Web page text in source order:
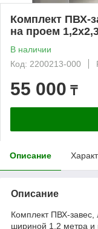
Комплект ПВХ-
на проем
В наличии
Код: 2200213-000
55 000 ₸
Описание
Описание
Комплект ПВХ-завес,
шириной 1,2 метра и